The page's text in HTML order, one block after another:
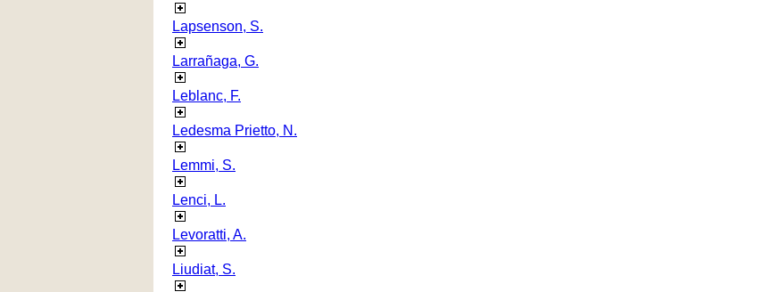
Lapsenson, S.
Larrañaga, G.
Leblanc, F.
Ledesma Prietto, N.
Lemmi, S.
Lenci, L.
Levoratti, A.
Liudiat, S.